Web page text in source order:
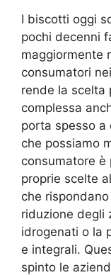
I biscotti oggi
pochi decenni
maggiormente
consumatori
rende la scelta
complessa
porta spesso a
che possiamo
consumatore
proprie scelte
che
riduzione degli
idrogenati o la
e integrali.
spinto le